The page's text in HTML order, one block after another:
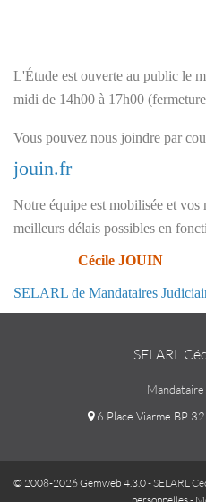
L'Étude est ouverte au public le
midi de 14h00 à 17h00
Vous pouvez nous joindre par
jouin.fr
Notre équipe est mobilisée et vos
meilleurs délais possibles en
Cécile JOUIN
SELARL de Mandataires
SELARL
6 Place Viarme BP
© 2008-2026 Gemweb 4.3.0- SELARL